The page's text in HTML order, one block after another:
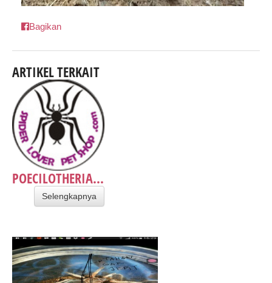
Bagikan
ARTIKEL TERKAIT
POECILOTHERIA...
Selengkapnya